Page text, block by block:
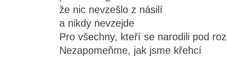
že nic nevzešlo z násilí
a nikdy nevzejde
Pro všechny, kteří se narodili pod
Nezapomeňme, jak jsme křehcí